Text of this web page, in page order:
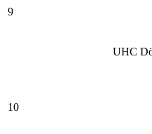
9
UHC
10